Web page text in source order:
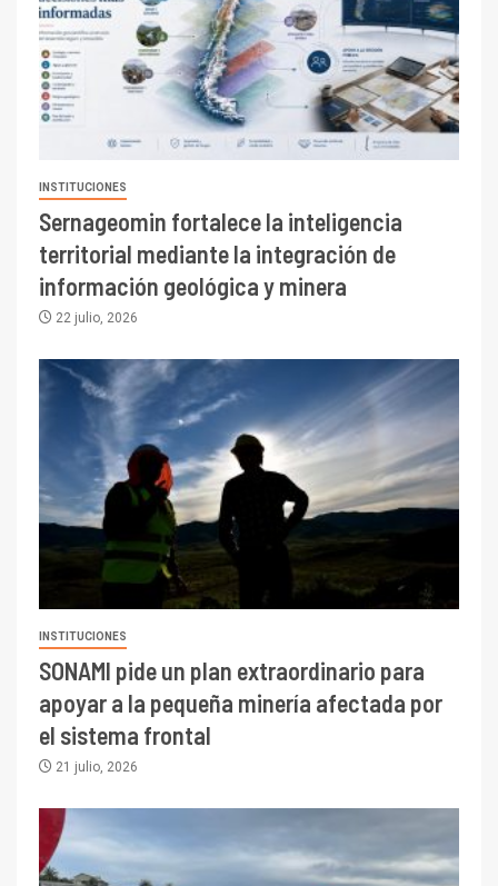
INSTITUCIONES
Sernageomin fortalece la inteligencia
territorial mediante la integración de
información geológica y minera
22 julio, 2026
INSTITUCIONES
SONAMI pide un plan extraordinario para
apoyar a la pequeña minería afectada por
el sistema frontal
21 julio, 2026